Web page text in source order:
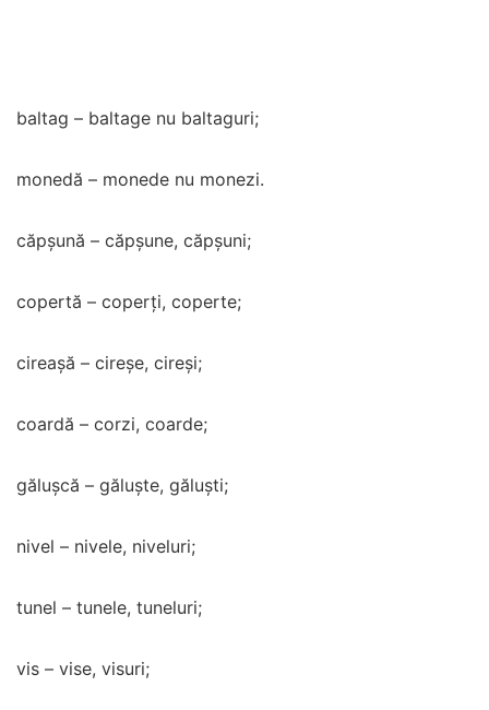
baltag – baltage nu baltaguri;
monedă – monede nu monezi.
căpșună – căpșune, căpșuni;
copertă – coperți, coperte;
cireașă – cireșe, cireși;
coardă – corzi, coarde;
gălușcă – găluște, găluști;
nivel – nivele, niveluri;
tunel – tunele, tuneluri;
vis – vise, visuri;